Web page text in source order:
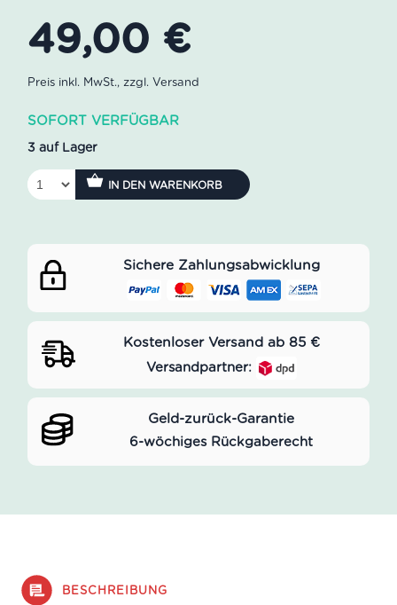
49,00 €
SOFORT VERFÜGBAR
3 auf Lager
IN DEN WARENKORB
Sichere Zahlungsabwicklung
Kostenloser Versand ab 85 €
Versandpartner:
Geld-zurück-Garantie
6-wöchiges Rückgaberecht
BESCHREIBUNG